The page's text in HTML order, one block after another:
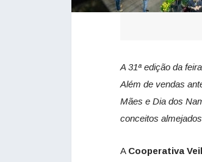
A 31ª edição da
Além de vendas
Mães e Dia dos
conceitos
A Cooperativa